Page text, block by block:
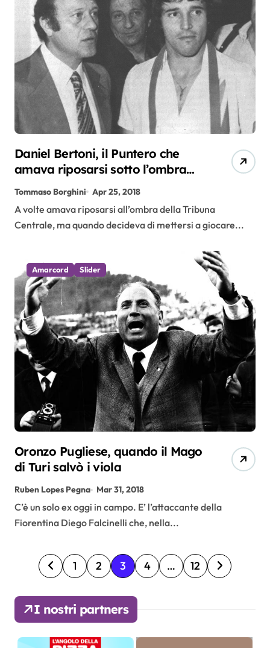
Daniel Bertoni, il Puntero che
amava riposarsi sotto l’ombra
della Tribuna
Tommaso Borghini Apr 25, 2018
A volte amava riposarsi all’ombra della Tribuna
Centrale, ma quando decideva di mettersi a giocare...
Amarcord Slider
Oronzo Pugliese, quando il Mago
di Turi salvò i viola
Ruben Lopes Pegna Mar 31, 2018
C’è un solo ex oggi in campo. E’ l’attaccante della
Fiorentina Diego Falcinelli che, nella...
P
a
g
i
1 2 3 4 … 12
I nostri partners